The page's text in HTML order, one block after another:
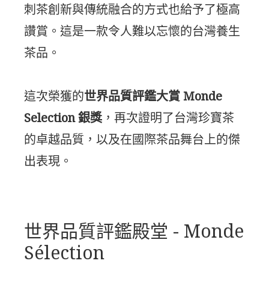
刺茶創新與傳統融合的方式也給予了極高
讚賞。這是一款令人難以忘懷的台灣養生
茶品。
這次榮獲的世界品質評鑑大賞 Monde
Selection 銀獎 ，再次證明了台灣珍寶茶
的卓越品質，以及在國際茶品舞台上的傑
出表現。
世界品質評鑑殿堂 - Monde
Sélection